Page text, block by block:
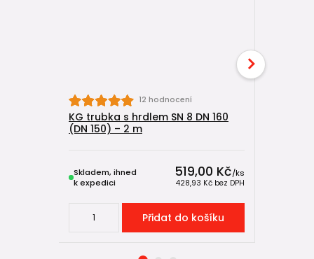
12 hodnocení
KG trubka s hrdlem SN 8 DN 160
(DN 150) – 2 m
519,00 Kč/ks
428,93 Kč bez DPH
Skladem, ihned
k expedici
Přidat do košíku